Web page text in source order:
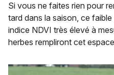
Si vous ne faites rien pour
tard dans la saison, ce
indice NDVI très élevé à
herbes rempliront cet